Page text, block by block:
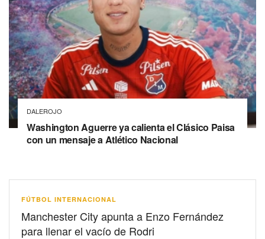
DALEROJO
Washington Aguerre ya calienta el Clásico Paisa
con un mensaje a Atlético Nacional
FÚTBOL INTERNACIONAL
Manchester City apunta a Enzo Fernández
para llenar el vacío de Rodri